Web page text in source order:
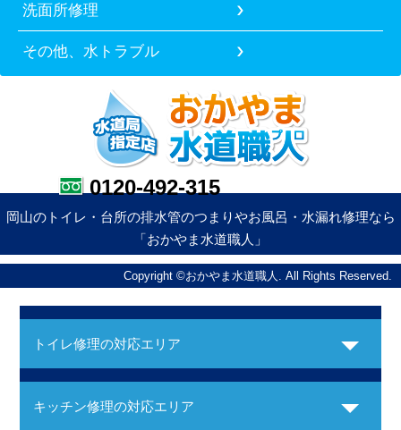
洗面所修理
その他、水トラブル
0120-492-315
岡山のトイレ・台所の排水管のつまりやお風呂・水漏れ修理なら
「おかやま水道職人」
Copyright ©おかやま水道職人. All Rights Reserved.
トイレ修理の対応エリア
キッチン修理の対応エリア